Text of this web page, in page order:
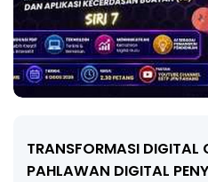
MAJLIS ANUGERAH FFK
PENDIDIKAN - FLeP)